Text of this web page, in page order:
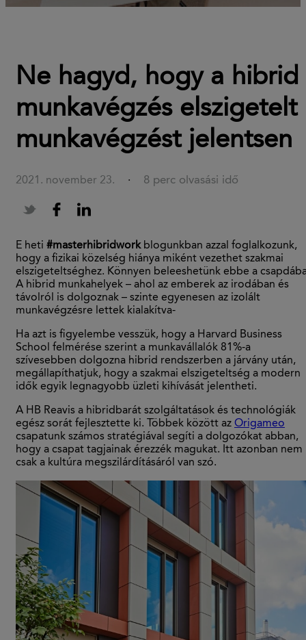
Ne hagyd, hogy a hibrid
munkavégzés elszigetelt
munkavégzést jelentsen
2021. november 23. · 8 perc olvasási idő
E heti #masterhibridworkblogunkban azzal foglalkozunk,
hogy a fizikai közelség hiánya miként vezethet szakmai
elszigeteltséghez. Könnyen beleeshetünk ebbe a
A hibrid munkahelyek – ahol az emberek az irodában és
távolról is dolgoznak – szinte egyenesen az izolált
munkavégzésre lettek kialakítva-
Ha azt is figyelembe vesszük, hogy a Harvard Business
School felmérése szerint a munkavállalók 81%-a
szívesebben dolgozna hibrid rendszerben a járvány után,
megállapíthatjuk, hogy a szakmai elszigeteltség a modern
idők egyik legnagyobb üzleti kihívását jelentheti.
A HB Reavis a hibridbarát szolgáltatások és technológiák
egész sorát fejlesztette ki. Többek között az Origameo
csapatunk számos stratégiával segíti a dolgozókat abban,
hogy a csapat tagjainak érezzék magukat. Itt azonban nem
csak a kultúra megszilárdításáról van szó.